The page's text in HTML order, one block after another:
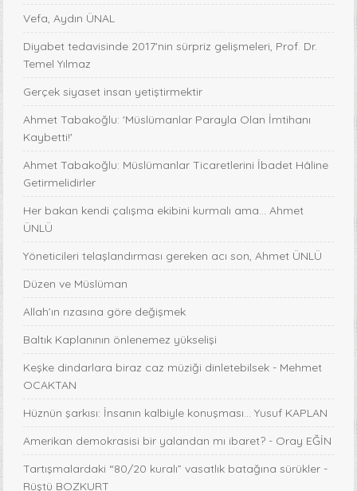
Vefa, Aydın ÜNAL
Diyabet tedavisinde 2017'nin sürpriz gelişmeleri, Prof. Dr.
Temel Yılmaz
Gerçek siyaset insan yetiştirmektir
Ahmet Tabakoğlu: 'Müslümanlar Parayla Olan İmtihanı
Kaybetti!'
Ahmet Tabakoğlu: Müslümanlar Ticaretlerini İbadet Hâline
Getirmelidirler
Her bakan kendi çalışma ekibini kurmalı ama… Ahmet
ÜNLÜ
Yöneticileri telaşlandırması gereken acı son, Ahmet ÜNLÜ
Düzen ve Müslüman
Allah’ın rızasına göre değişmek
Baltık Kaplanının önlenemez yükselişi
Keşke dindarlara biraz caz müziği dinletebilsek - Mehmet
OCAKTAN
Hüznün şarkısı: İnsanın kalbiyle konuşması... Yusuf KAPLAN
Amerikan demokrasisi bir yalandan mı ibaret? - Oray EĞİN
Tartışmalardaki “80/20 kuralı” vasatlık batağına sürükler -
Rüştü BOZKURT